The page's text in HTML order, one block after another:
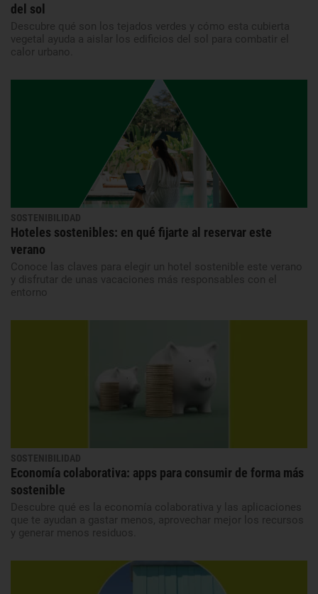
del sol
Descubre qué son los tejados verdes y cómo esta cubierta
vegetal ayuda a aislar los edificios del sol para combatir el
calor urbano.
SOSTENIBILIDAD
Hoteles sostenibles: en qué fijarte al reservar este
verano
Conoce las claves para elegir un hotel sostenible este verano
y disfrutar de unas vacaciones más responsables con el
entorno
SOSTENIBILIDAD
Economía colaborativa: apps para consumir de forma más
sostenible
Descubre qué es la economía colaborativa y las aplicaciones
que te ayudan a gastar menos, aprovechar mejor los recursos
y generar menos residuos.